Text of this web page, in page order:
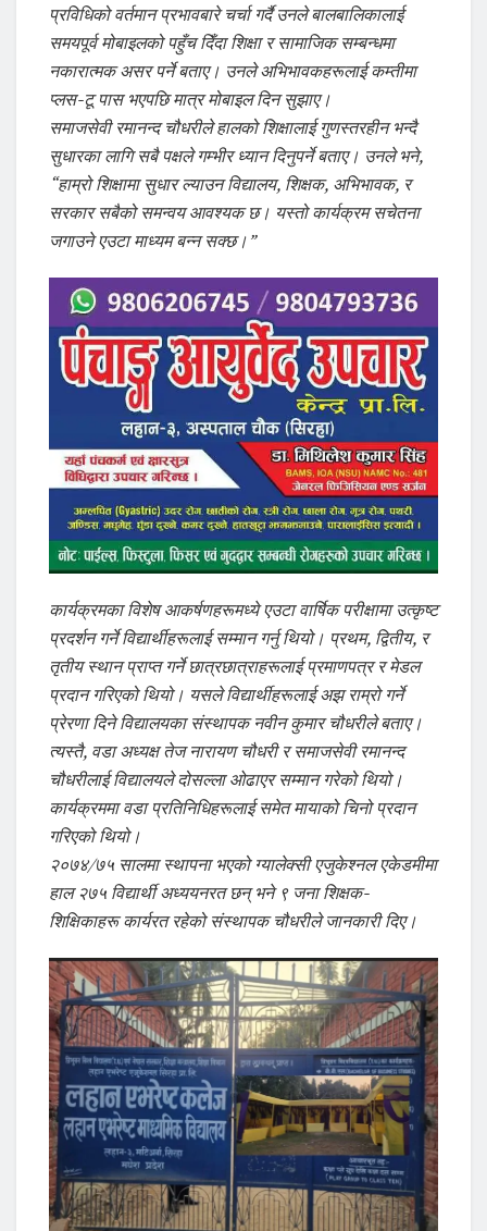
प्रविधिको वर्तमान प्रभावबारे चर्चा गर्दै उनले बालबालिकालाई
समयपूर्व मोबाइलको पहुँच दिँदा शिक्षा र सामाजिक सम्बन्धमा
नकारात्मक असर पर्ने बताए। उनले अभिभावकहरूलाई कम्तीमा
प्लस-टू पास भएपछि मात्र मोबाइल दिन सुझाए।
समाजसेवी रमानन्द चौधरीले हालको शिक्षालाई गुणस्तरहीन भन्दै
सुधारका लागि सबै पक्षले गम्भीर ध्यान दिनुपर्ने बताए। उनले भने,
“हाम्रो शिक्षामा सुधार ल्याउन विद्यालय, शिक्षक, अभिभावक, र
सरकार सबैको समन्वय आवश्यक छ। यस्तो कार्यक्रम सचेतना
जगाउने एउटा माध्यम बन्न सक्छ।”
कार्यक्रमका विशेष आकर्षणहरूमध्ये एउटा वार्षिक परीक्षामा उत्कृष्ट
प्रदर्शन गर्ने विद्यार्थीहरूलाई सम्मान गर्नु थियो। प्रथम, द्वितीय, र
तृतीय स्थान प्राप्त गर्ने छात्रछात्राहरूलाई प्रमाणपत्र र मेडल
प्रदान गरिएको थियो। यसले विद्यार्थीहरूलाई अझ राम्रो गर्ने
प्रेरणा दिने विद्यालयका संस्थापक नवीन कुमार चौधरीले बताए।
त्यस्तै, वडा अध्यक्ष तेज नारायण चौधरी र समाजसेवी रमानन्द
चौधरीलाई विद्यालयले दोसल्ला ओढाएर सम्मान गरेको थियो।
कार्यक्रममा वडा प्रतिनिधिहरूलाई समेत मायाको चिनो प्रदान
गरिएको थियो।
२०७४/७५ सालमा स्थापना भएको ग्यालेक्सी एजुकेश्नल एकेडमीमा
हाल २७५ विद्यार्थी अध्ययनरत छन् भने ९ जना शिक्षक-
शिक्षिकाहरू कार्यरत रहेको संस्थापक चौधरीले जानकारी दिए।